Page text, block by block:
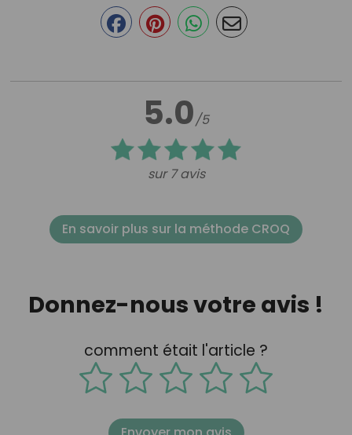
5.0/5
sur 7 avis
En savoir plus sur la méthode CROQ
Donnez-nous votre avis !
comment était l'article ?